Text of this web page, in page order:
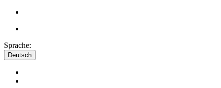
Sprache:
Deutsch